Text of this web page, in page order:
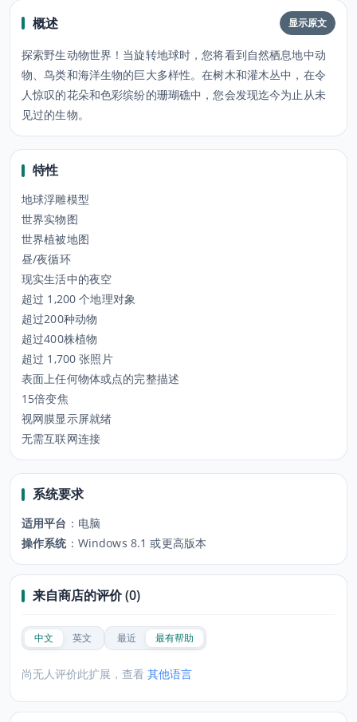
概述 显示原文
探索野生动物世界！当旋转地球时，您将看到自然栖息地中动
物、鸟类和海洋生物的巨大多样性。在树木和灌木丛中，在令
人惊叹的花朵和色彩缤纷的珊瑚礁中，您会发现迄今为止从未
见过的生物。
特性
地球浮雕模型
世界实物图
世界植被地图
昼/夜循环
现实生活中的夜空
超过 1,200 个地理对象
超过200种动物
超过400株植物
超过 1,700 张照片
表面上任何物体或点的完整描述
15倍变焦
视网膜显示屏就绪
无需互联网连接
系统要求
适用平台 ： 电脑
操作系统： Windows 8.1 或更高版本
来自商店的评价 (0)
中文 英文 最近 最有帮助
尚无人评价此扩展，查看 其他语言